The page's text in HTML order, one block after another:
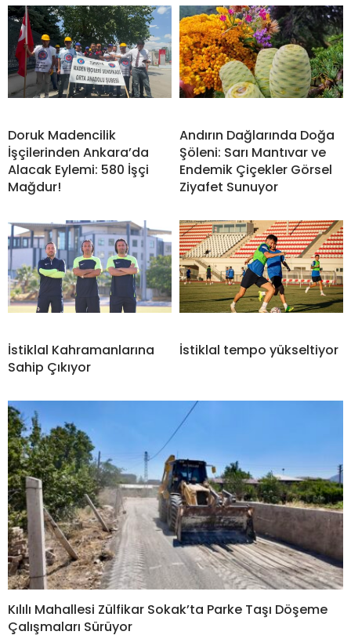
Doruk Madencilik
İşçilerinden Ankara’da
Alacak Eylemi: 580 İşçi
Mağdur!
Andırın Dağlarında Doğa
Şöleni: Sarı Mantıvar ve
Endemik Çiçekler Görsel
Ziyafet Sunuyor
İstiklal Kahramanlarına
Sahip Çıkıyor
İstiklal tempo yükseltiyor
Kılılı Mahallesi Zülfikar Sokak’ta Parke Taşı Döşeme
Çalışmaları Sürüyor